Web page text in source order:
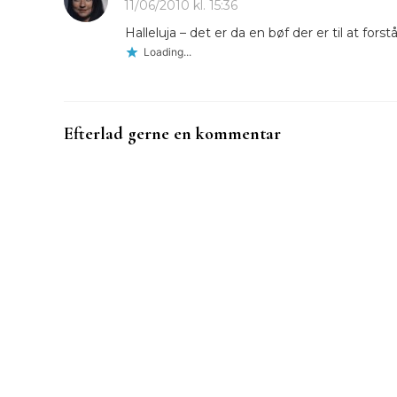
11/06/2010 kl. 15:36
Halleluja – det er da en bøf der er til at forstå
Loading...
Efterlad gerne en kommentar